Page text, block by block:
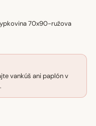
70x90-ružova
vankúš ani paplón v